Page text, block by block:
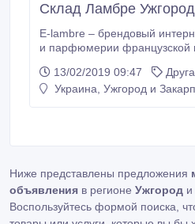
Склад Ламбре Ужгород
E-lambre – брендовый
и парфюмерии французской
Украине, мы предлагаем самый полный
ассортимент, доступный в каталоге бренда. Другие
13/02/2019 09:47
Украина, Ужгород и
Ниже представлены предложения
объявления в регионе Ужгород и
Воспользуйтесь формой поиска,